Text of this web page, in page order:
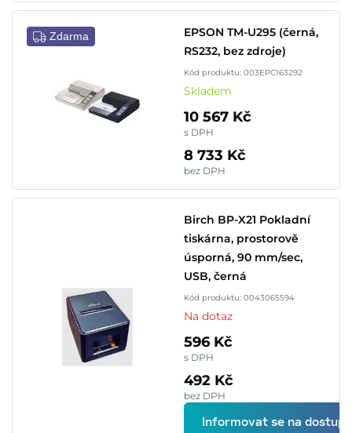
Zdarma
EPSON TM-U295 (černá,
RS232, bez zdroje)
Kód produktu: 003EPC163292
Skladem
10 567 Kč
s DPH
8 733 Kč
bez DPH
Birch BP-X21 Pokladní
tiskárna, prostorově
úsporná, 90 mm/sec,
USB, černá
Kód produktu: 0043065594
Na dotaz
596 Kč
s DPH
492 Kč
bez DPH
Informovat se na